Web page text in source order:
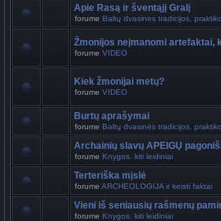
Apie Rasą ir šventąjį Gralį
forume Baltų dvasinės tradicijos,
Žmonijos neįmanomi artefaktai,
forume VIDEO
Kiek žmonijai metų?
forume VIDEO
Burtų aprašymai
forume Baltų dvasinės tradicijos,
Archainių slavų APEIGŲ
forume Knygos. kiti leidiniai
Terteriška mįslė
forume ARCHEOLOGIJA ir keisti faktai
Vieni iš seniausių rašmenų
forume Knygos. kiti leidiniai